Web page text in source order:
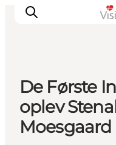
Oplevelser
Kalender
Byer og steder
De Første
oplev
Moesgaard